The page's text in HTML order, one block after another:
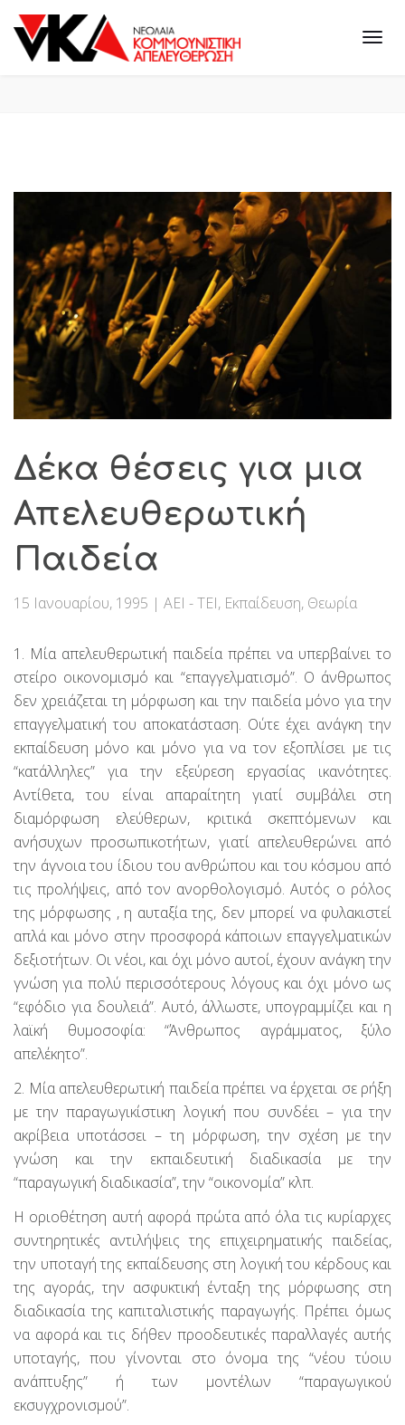
Δέκα θέσεις για μια
Απελευθερωτική
Παιδεία
15 Ιανουαρίου, 1995 | ΑΕΙ - ΤΕΙ, Εκπαίδευση, Θεωρία
1. Μία απελευθερωτική παιδεία πρέπει να υπερβαίνει το
στείρο οικονομισμό και “επαγγελματισμό”. Ο άνθρωπος
δεν χρειάζεται τη μόρφωση και την παιδεία μόνο για την
επαγγελματική του αποκατάσταση. Ούτε έχει ανάγκη την
εκπαίδευση μόνο και μόνο για να τον εξοπλίσει με τις
“κατάλληλες” για την εξεύρεση εργασίας ικανότητες.
Αντίθετα, του είναι απαραίτητη γιατί συμβάλει στη
διαμόρφωση ελεύθερων, κριτικά σκεπτόμενων και
ανήσυχων προσωπικοτήτων, γιατί απελευθερώνει από
την άγνοια του ίδιου του ανθρώπου και του κόσμου από
τις προλήψεις, από τον ανορθολογισμό. Αυτός ο ρόλος
της μόρφωσης , η αυταξία της, δεν μπορεί να φυλακιστεί
απλά και μόνο στην προσφορά κάποιων επαγγελματικών
δεξιοτήτων. Οι νέοι, και όχι μόνο αυτοί, έχουν ανάγκη την
γνώση για πολύ περισσότερους λόγους και όχι μόνο ως
“εφόδιο για δουλειά”. Αυτό, άλλωστε, υπογραμμίζει και η
λαϊκή θυμοσοφία: “Άνθρωπος αγράμματος, ξύλο
απελέκητο”.
2. Μία απελευθερωτική παιδεία πρέπει να έρχεται σε ρήξη
με την παραγωγικίστικη λογική που συνδέει – για την
ακρίβεια υποτάσσει – τη μόρφωση, την σχέση με την
γνώση και την εκπαιδευτική διαδικασία με την
“παραγωγική διαδικασία”, την “οικονομία” κλπ.
Η οριοθέτηση αυτή αφορά πρώτα από όλα τις κυρίαρχες
συντηρητικές αντιλήψεις της επιχειρηματικής παιδείας,
την υποταγή της εκπαίδευσης στη λογική του κέρδους και
της αγοράς, την ασφυκτική ένταξη της μόρφωσης στη
διαδικασία της καπιταλιστικής παραγωγής. Πρέπει όμως
να αφορά και τις δήθεν προοδευτικές παραλλαγές αυτής
υποταγής, που γίνονται στο όνομα της “νέου τύοιυ
ανάπτυξης” ή των μοντέλων “παραγωγικού
εκσυγχρονισμού”.